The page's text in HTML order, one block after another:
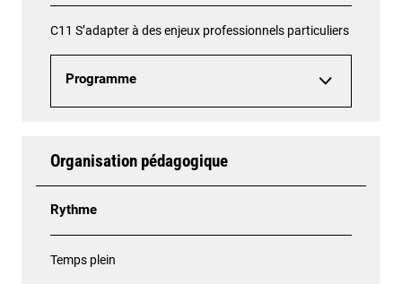
C11 S’adapter à des enjeux professionnels particuliers
Programme
Organisation pédagogique
Rythme
Temps plein